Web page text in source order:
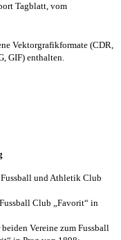
Tagblatt, vom
Vektorgrafikformate (CDR,
GIF) enthalten.
und Athletik Club
Club „Favorit“ in
Vereine zum Fussball